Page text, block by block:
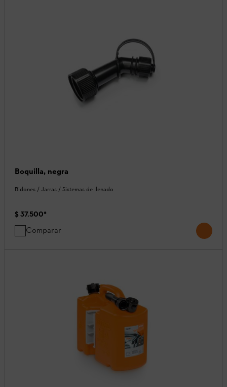
Boquilla, negra
Bidones / Jarras / Sistemas de llenado
$ 37.500*
Comparar